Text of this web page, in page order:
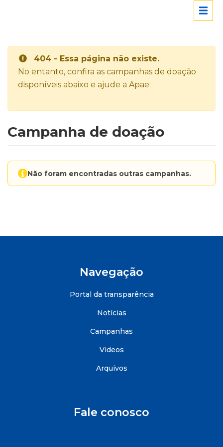
404 - Essa página não existe.
No entanto, confira as campanhas de doação
disponíveis abaixo e ajude a Apae:
Campanha de doação
Não foram encontradas outras campanhas.
Navegação
Portal da transparência
Notícias
Campanhas
Videos
Arquivos
Fale conosco